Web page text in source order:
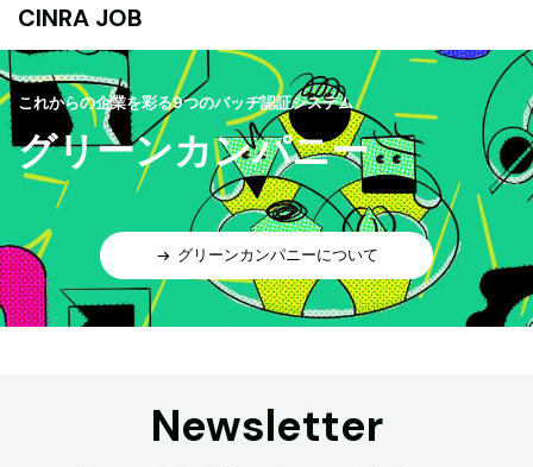
CINRA JOB
これからの企業を彩る9つのバッヂ認証システム
グリーンカンパニー
グリーンカンパニーについて
Newsletter